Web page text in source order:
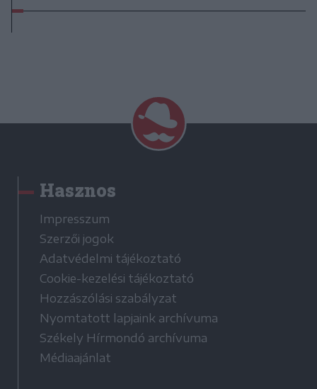
Hasznos
Impresszum
Szerzői jogok
Adatvédelmi tájékoztató
Cookie-kezelési tájékoztató
Hozzászólási szabályzat
Nyomtatott lapjaink archívuma
Székely Hírmondó archívuma
Médiaajánlat